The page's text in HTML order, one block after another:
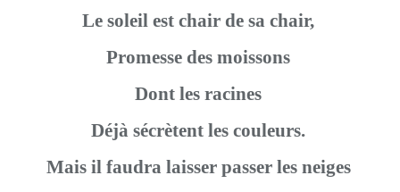
Le soleil est chair de sa chair,
Promesse des moissons
Dont les racines
Déjà sécrètent les couleurs.
Mais il faudra laisser passer les neiges